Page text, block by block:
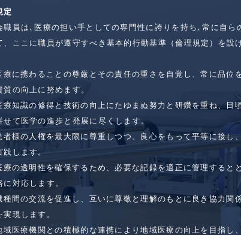
定
職員は､医療の担い手としての専門性に誇りを持ち､常に自
、ここに職員が遵守すべき基本的行動基準（倫理規定）を設
療に携わることの尊厳とその責任の重さを自覚し、常に品位
質の向上に努めます。
療知識の修得と技術の向上にたゆまぬ努力と研鑽を重ね、日
せて医学の進歩と発展に尽くします。
者様の人権を最大限に尊重しつつ、良心をもって平等に接し
践します。
療の透明性を確保するため、必要な記録を適正に管理すると
に対応します。
種間の交流を促進し、互いに尊敬と理解のもとに良き協力関
実現します。
域医療機関との積極的な連携により地域医療の向上を目指し